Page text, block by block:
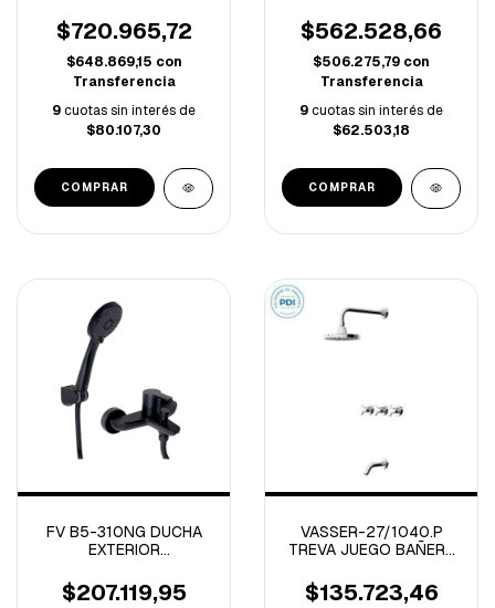
$720.965,72
$648.869,15 con
Transferencia
9cuotas sin interés de
$80.107,30
CROMO
$562.528,66
$506.275,79 con
Transferencia
9cuotas sin interés de
$62.503,18
FV B5-310NG DUCHA
EXTERIOR
PUELO NEGRO
$207.119,95
VASSER-27/1040.P
TREVA JUEGO BAÑERA
CROMO PDI
$135.723,46